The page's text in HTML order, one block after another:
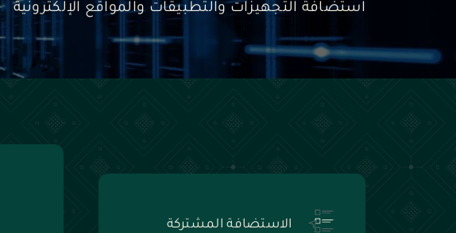
استضافة التّجهيزات والتّطبيقات والمواقع الإلكترونية
الاستضافة المشتركة